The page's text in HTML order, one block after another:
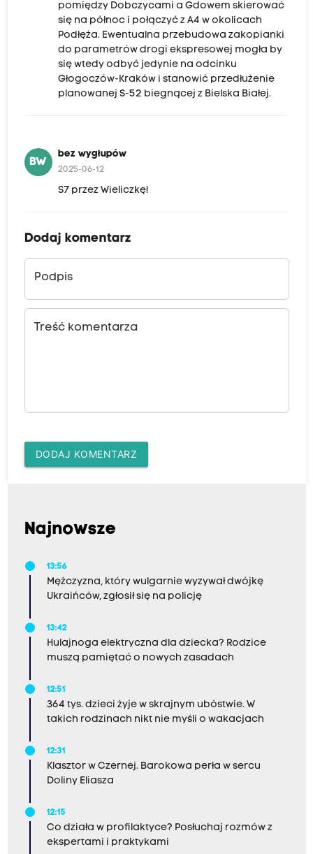
pomiędzy Dobczycami a Gdowem skierować
się na północ i połączyć z A4 w okolicach
Podłęża. Ewentualna przebudowa zakopianki
do parametrów drogi ekspresowej mogła by
się wtedy odbyć jedynie na odcinku
Głogoczów-Kraków i stanowić przedłużenie
planowanej S-52 biegnącej z Bielska Białej.
BW
bez wygłupów
2025-06-12
S7 przez Wieliczkę!
Dodaj komentarz
Podpis
Treść komentarza
DODAJ KOMENTARZ
Najnowsze
13:56
Mężczyzna, który wulgarnie wyzywał dwójkę
Ukraińców, zgłosił się na policję
13:42
Hulajnoga elektryczna dla dziecka? Rodzice
muszą pamiętać o nowych zasadach
12:51
364 tys. dzieci żyje w skrajnym ubóstwie. W
takich rodzinach nikt nie myśli o wakacjach
12:31
Klasztor w Czernej. Barokowa perła w sercu
Doliny Eliasza
12:15
Co działa w profilaktyce? Posłuchaj rozmów z
ekspertami i praktykami